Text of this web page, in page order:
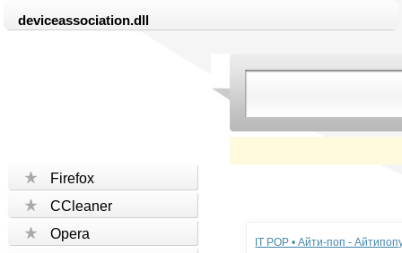
deviceassociation.dll
Firefox
CCleaner
Opera
IT POP • Айти-поп -